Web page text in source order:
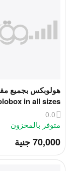
هولوبكس بجميع
in all sizes
0.0
متوفر بالمخزون
جنية70,000